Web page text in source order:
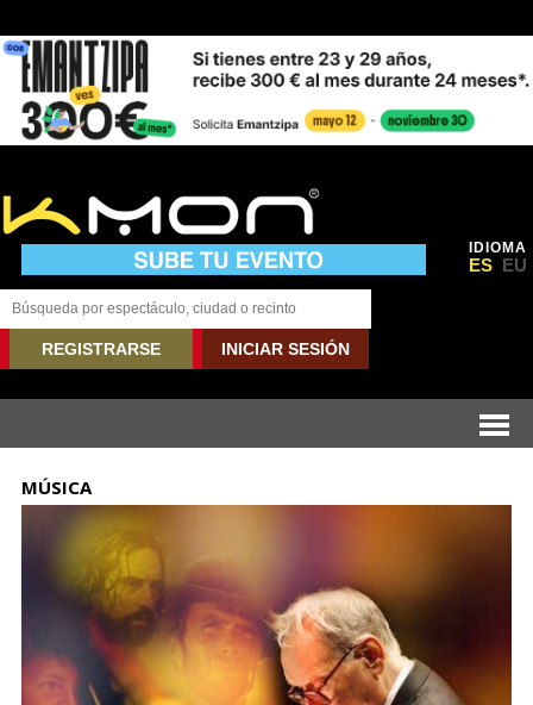
IDIOMA
ES EU
REGISTRARSE INICIAR SESIÓN
MÚSICA